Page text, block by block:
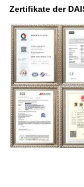
Zertifikate der